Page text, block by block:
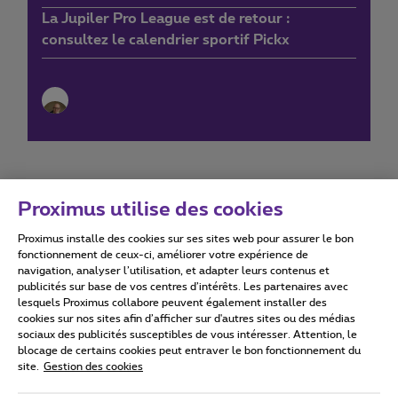
La Jupiler Pro League est de retour :
consultez le calendrier sportif Pickx
Conditions d'utilisation Accessibility statement
Tous droits réservés. © 2026
Conditions générales, info consommateur
Proximus utilise des cookies
Proximus installe des cookies sur ses sites web pour assurer le bon
fonctionnement de ceux-ci, améliorer votre expérience de
navigation, analyser l’utilisation, et adapter leurs contenus et
publicités sur base de vos centres d’intérêts. Les partenaires avec
lesquels Proximus collabore peuvent également installer des
cookies sur nos sites afin d’afficher sur d'autres sites ou des médias
sociaux des publicités susceptibles de vous intéresser. Attention, le
blocage de certains cookies peut entraver le bon fonctionnement du
site.
Gestion des cookies